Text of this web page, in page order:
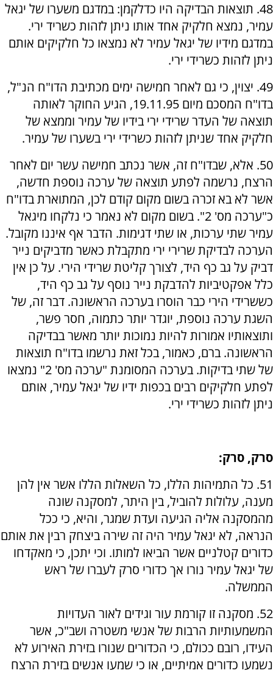
48. תוצאות הבדיקה היו כדלקמן: במדגם משערו של יגאל
עמיר, נמצא חלקיק אחד אותו ניתן לזהות כשריד ירי.
במדגם מידיו של יגאל עמיר לא נמצאו כל חלקיקים אותם
ניתן לזהות כשרידי ירי.
49. יצוין, כי גם לאחר חמישה ימים מכתיבת הדו"ח הנ"ל,
בדו"ח המסכם מיום 19.11.95, הגיע החוקר לאותה
תוצאה של העדר שרידי ירי בידיו של עמיר וממצא של
חלקיק אחד שניתן לזהות כשרידי ירי בשערו של עמיר.
50. אלא, שבדו"ח זה, אשר נכתב חמישה עשר יום לאחר
הרצח, נרשמה לפתע תוצאה של ערכה נוספת חדשה,
אשר לא בא זכרה בשום מקום קודם לכן, המתוארת בדו"ח
כ"ערכה מס' 2". בשום מקום לא נאמר כי נלקחו מיגאל
עמיר שתי ערכות, או שתי דגימות. הדבר אף איננו מקובל.
הערכה לבדיקת שרירי ירי מתקבלת כאשר מדביקים נייר
דביק על גב כף היד, לצורך קליטת שרידי הירי. על כן אין
כלל אפקטיביות להדבקת נייר נוסף על גב כף היד,
כששרידי הירי כבר הוסרו בערכה הראשונה. דבר זה, של
השגת ערכה נוספת, יוגדר יותר כתמוה, חסר פשר,
ותוצאותיו אמורות להיות נמוכות יותר מאשר בבדיקה
הראשונה. ברם, כאמור, בכל זאת נרשמו בדו"ח תוצאות
של שתי בדיקות. בערכה המסומנת "ערכה מס' 2" נמצאו
לפתע חלקיקים רבים בכפות ידיו של יגאל עמיר, אותם
ניתן לזהות כשרידי ירי.
סרק, סרק:
51. כל התמיהות הללו, כל השאלות הללו אשר אין להן
מענה, עלולות להוביל, בין היתר, למסקנה שונה
מהמסקנה אליה הגיעה ועדת שמגר, והיא, כי ככל
הנראה, לא יגאל עמיר היה זה שירה ביצחק רבין את אותם
כדורים קטלניים אשר הביאו למותו. וכי יתכן, כי מאקדחו
של יגאל עמיר נורו אך כדורי סרק לעברו של ראש
הממשלה.
52. מסקנה זו קורמת עור וגידים לאור העדויות
המשמעותיות הרבות של אנשי משטרה ושב"כ, אשר
העידו, רובם ככולם, כי הכדורים שנורו בזירת האירוע לא
נשמעו כדורים אמיתיים, או כי שמעו אנשים בזירת הרצח